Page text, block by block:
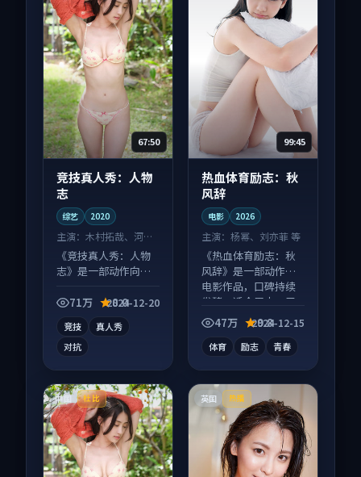
67:50
竞技真人秀：人物
志
综艺 2020
主演： 木村拓哉、河正
宇 等
《竞技真人秀：人物
志》是一部动作向综
酵，适合周末一口气
71万 8.0
2024-12-20
竞技
真人秀
对抗
99:45
热血体育励志：秋
风辞
电影 2026
主演：杨幂、刘亦菲 等
《热血体育励志：秋
风辞》是一部动作向
电影作品，口碑持续
发酵，适合周末一口
气刷完。
47万 9.8
2024-12-15
体育 励志 青春
中国 杜比 英国 热播